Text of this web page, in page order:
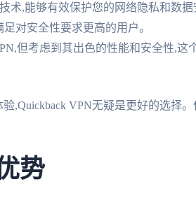
术,能够有效保护您的网络隐私和数
对安全性要求更高的用户。
但考虑到其出色的性能和安全性,这
,Quickback VPN无疑是更好的选择
势